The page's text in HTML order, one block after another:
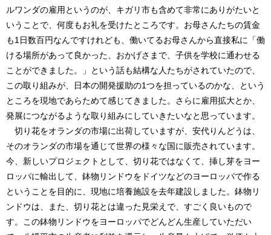
ルワンダの雇用というのが、キガリ市も含めて非常にありがたいと
いうことで、何度もお礼を受けたところです。お母さんたちの賃金
も1日数百円なんですけれども、働いてるお母さんから直接私に「働
ける場所があって良かった、おかげさまで、子供を学校に通わせる
ことができました。」という話も結構な人たちがされていたので、
この取り組みが、日本の開発援助の1つを担っているのかな、という
ところを現地であらためて感じてきました。さらに雇用拡大とか、
発展につながるような取り組みにしていきたいなと思っています。
切り花をオランダの市場に出荷していますが、安代りんどうは、
そのオランダの市場を通じて世界の様々な国に販売されています。
今、新しいプロジェクトとして、切り花ではなくて、挿し芽をヨー
ロッパに輸出して、鉢物リンドウをドイツなどのヨーロッパで作る
ということを目的に、現地に培養施設を去年建設しました。鉢物リ
ンドウは、また、切り花とは違った見栄えで、すごく良いもので
す。この鉢物リンドウをヨーロッパでどんどん生産していただい